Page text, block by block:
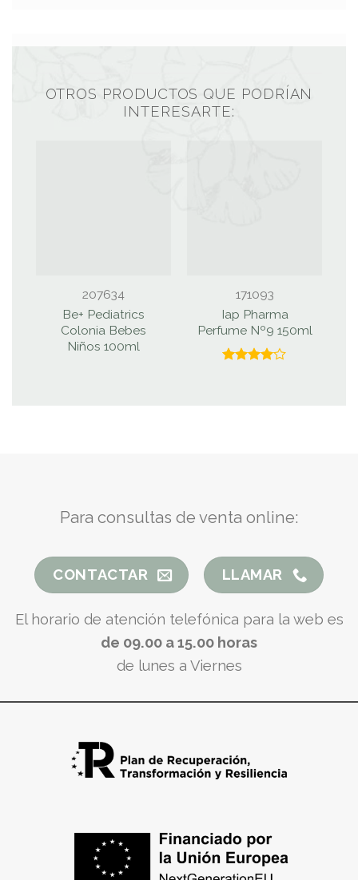
OTROS PRODUCTOS QUE PODRÍAN
INTERESARTE:
207634
Be+ Pediatrics
Colonia Bebes
Niños 100ml
171093
Iap Pharma
Perfume Nº9 150ml
Para consultas de venta online:
CONTACTAR LLAMAR
El horario de atención telefónica para la web es
de 09.00 a 15.00 horas
de lunes a Viernes